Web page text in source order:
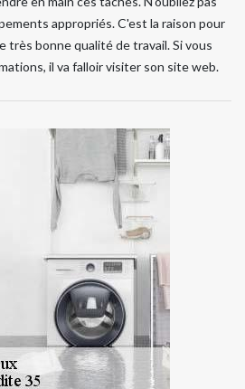
appropriés. C'est la raison pour
très bonne qualité de travail. Si vous
il va falloir visiter son site web.